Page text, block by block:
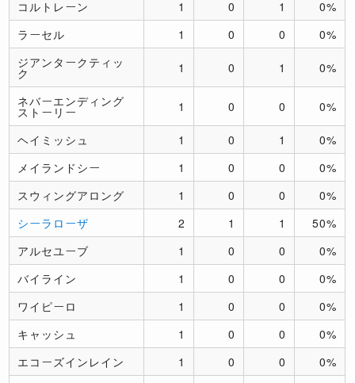
コルトレーン 1 0 1
0%
ラーセル
1 0 0
0%
ジアンタークティッ
ク 1 0 1 0%
ネバーエンディング
ストーリー 1 0 0 0%
ヘイミッシュ 1 0 1
0%
メイランドシー
1 0 0
0%
スウィングアロング
1 0 0
0%
シーラローザ
2 1 1
50%
アルセユーブ
1 0 0
0%
バイライン
1 0 0
0%
ワイピーロ
1 0 0
0%
キャッシュ
1 0 0
0%
エコーズインレイン
1 0 0
0%